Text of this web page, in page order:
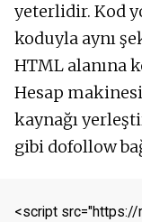
yeterlidir. Kod
koduyla aynı
HTML alanına
Hesap
kaynağı
gibi dofollow
<script